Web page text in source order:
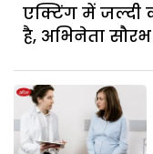
एक्टिंग में जल्दी
है, अभिनेता